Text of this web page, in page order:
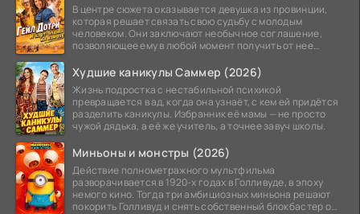
В центре сюжета оказывается девушка из провинции,
которая решает связать свою судьбу с молодым
человеком. Они заключают необычное соглашение,
позволяющее ему в любой момент получить от нее
Худшие каникулы Саммер (2026)
Жизнь подростка с нестабильной психикой
превращается в ад, когда она узнаёт, с кем ей придётся
разделить каникулы. Избранник её мамы — не просто
чужой дядька, а её же учитель, а точнее завуч школы.
Миньоны и монстры (2026)
Действие полнометражного мультфильма
разворачивается в 1920-х годах в Голливуде, в эпоху
немого кино. Тогда три амбициозных миньона решают
покорить Голливуд и снять собственный блокбастер о